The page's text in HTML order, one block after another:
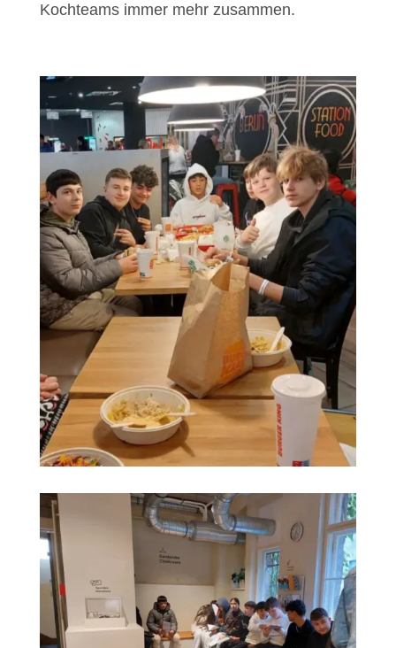
Kochteams immer mehr zusammen.